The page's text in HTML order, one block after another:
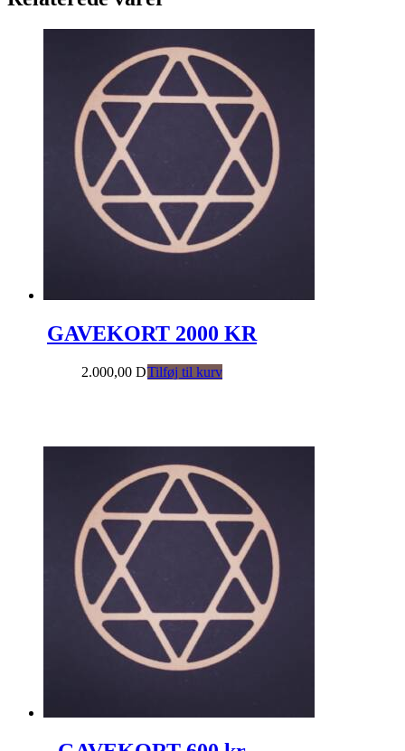
GAVEKORT 2000 KR
2.000,00 DKK
Tilføj til kurv